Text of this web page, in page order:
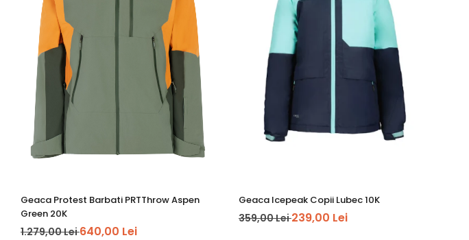
Geaca Protest Barbati PRTThrow Aspen
Green 20K
1.279,00 Lei640,00 Lei
Geaca Icepeak Copii Lubec 10K
359,00 Lei239,00 Lei